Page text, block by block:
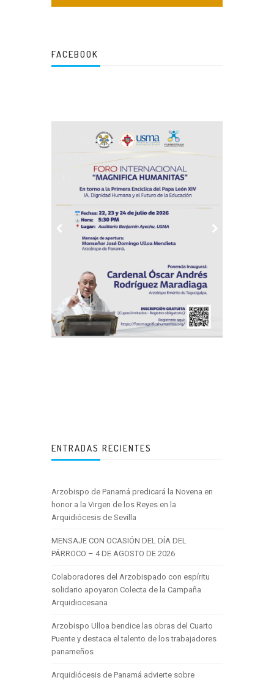
FACEBOOK
ENTRADAS RECIENTES
Arzobispo de Panamá predicará la Novena en
honor a la Virgen de los Reyes en la
Arquidiócesis de Sevilla
MENSAJE CON OCASIÓN DEL DÍA DEL
PÁRROCO – 4 DE AGOSTO DE 2026
Colaboradores del Arzobispado con espíritu
solidario apoyaron Colecta de la Campaña
Arquidiocesana
Arzobispo Ulloa bendice las obras del Cuarto
Puente y destaca el talento de los trabajadores
panameños
Arquidiócesis de Panamá advierte sobre